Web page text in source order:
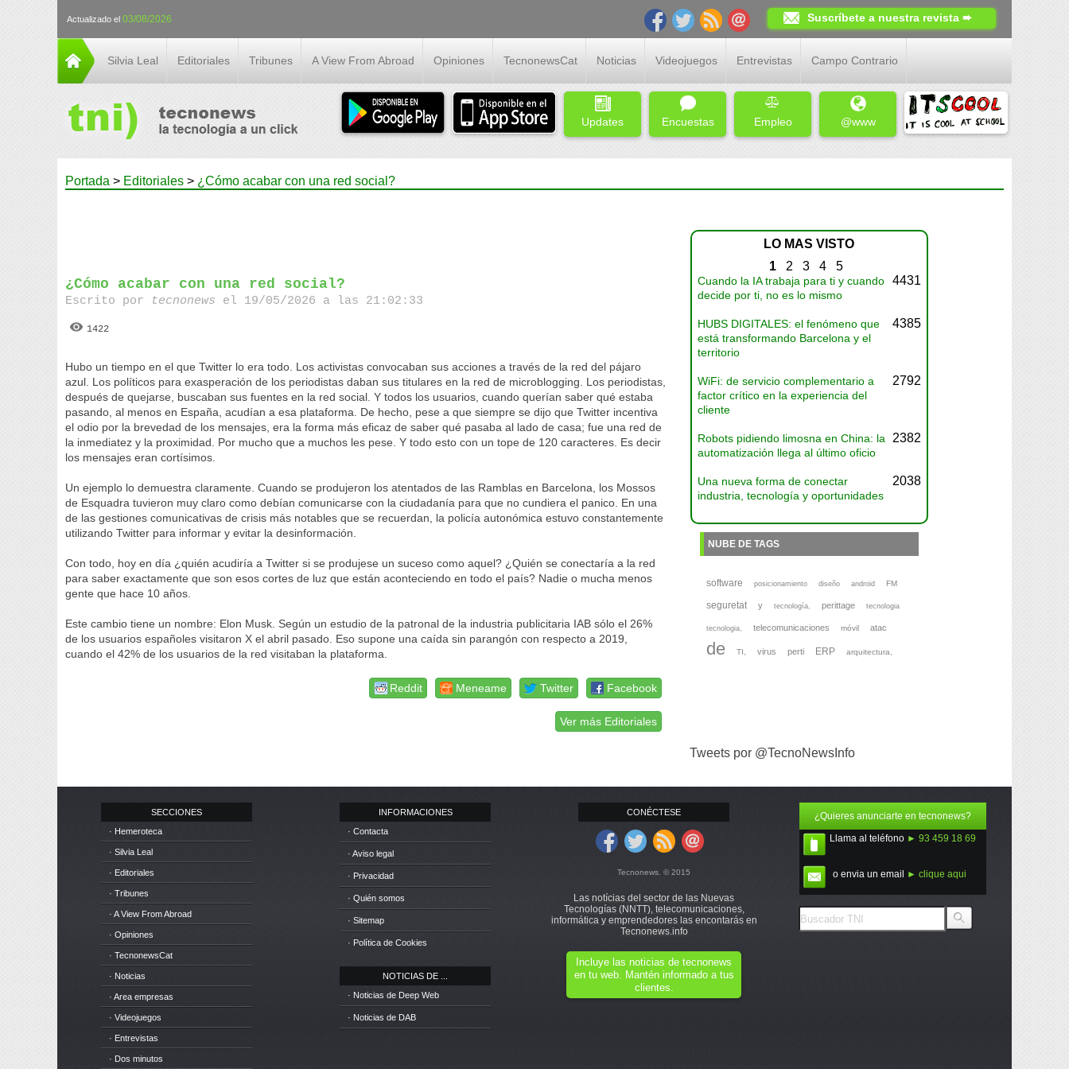
Actualizado el 03/08/2026 Suscríbete a nuestra revista ➨
Silvia Leal Editoriales Tribunes A View From Abroad Opiniones TecnonewsCat Noticias Videojuegos Entrevistas Campo Contrario
Updates Encuestas Empleo @www
Portada > Editoriales > ¿Cómo acabar con una red social?
¿Cómo acabar con una red social?
Escrito por tecnonews el 19/05/2026 a las 21:02:33
1422
Hubo un tiempo en el que Twitter lo era todo. Los activistas convocaban sus acciones a través de la red del pájaro
azul. Los políticos para exasperación de los periodistas daban sus titulares en la red de microblogging. Los periodistas,
después de quejarse, buscaban sus fuentes en la red social. Y todos los usuarios, cuando querían saber qué estaba
pasando, al menos en España, acudían a esa plataforma. De hecho, pese a que siempre se dijo que Twitter incentiva
el odio por la brevedad de los mensajes, era la forma más eficaz de saber qué pasaba al lado de casa; fue una red de
la inmediatez y la proximidad. Por mucho que a muchos les pese. Y todo esto con un tope de 120 caracteres. Es decir
los mensajes eran cortísimos.
Un ejemplo lo demuestra claramente. Cuando se produjeron los atentados de las Ramblas en Barcelona, los Mossos
de Esquadra tuvieron muy claro como debían comunicarse con la ciudadanía para que no cundiera el panico. En una
de las gestiones comunicativas de crisis más notables que se recuerdan, la policía autonómica estuvo constantemente
utilizando Twitter para informar y evitar la desinformación.
Con todo, hoy en día ¿quién acudiría a Twitter si se produjese un suceso como aquel? ¿Quién se conectaría a la red
para saber exactamente que son esos cortes de luz que están aconteciendo en todo el país? Nadie o mucha menos
gente que hace 10 años.
Este cambio tiene un nombre: Elon Musk. Según un estudio de la patronal de la industria publicitaria IAB sólo el 26%
de los usuarios españoles visitaron X el abril pasado. Eso supone una caída sin parangón con respecto a 2019,
cuando el 42% de los usuarios de la red visitaban la plataforma.
Facebook
Twitter
Meneame
Reddit
Ver más Editoriales
LO MAS VISTO
1 2 3 4 5
Cuando la IA trabaja para ti y cuando
decide por ti, no es lo mismo
4431
HUBS DIGITALES: el fenómeno que
está transformando Barcelona y el
territorio
4385
WiFi: de servicio complementario a
factor crítico en la experiencia del
cliente
2792
Robots pidiendo limosna en China: la
automatización llega al último oficio
2382
Una nueva forma de conectar
industria, tecnología y oportunidades
2038
NUBE DE TAGS
software posicionamiento diseño android FM
seguretat y tecnología, perittage tecnologia
tecnologia, telecomunicaciones móvil atac
de TI, virus perti ERP arquitectura,
Tweets por @TecnoNewsInfo
SECCIONES
· Hemeroteca
· Silvia Leal
· Editoriales
· Tribunes
· A View From Abroad
· Opiniones
· TecnonewsCat
· Noticias
· Area empresas
· Videojuegos
· Entrevistas
· Dos minutos
INFORMACIONES
· Contacta
· Aviso legal
· Privacidad
· Quién somos
· Sitemap
· Política de Cookies
NOTICIAS DE ...
· Noticias de Deep Web
· Noticias de DAB
CONÉCTESE
Tecnonews. © 2015
Las notícias del sector de las Nuevas
Tecnologías (NNTT), telecomunicaciones,
informática y emprendedores las encontarás en
Tecnonews.info
Incluye las noticias de tecnonews
en tu web. Mantén informado a tus
clientes.
¿Quieres anunciarte en tecnonews?
Llama al teléfono ► 93 459 18 69
o envia un email ► clique aqui